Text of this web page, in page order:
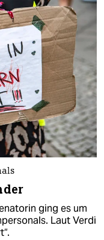
ging es um
Laut Verdi